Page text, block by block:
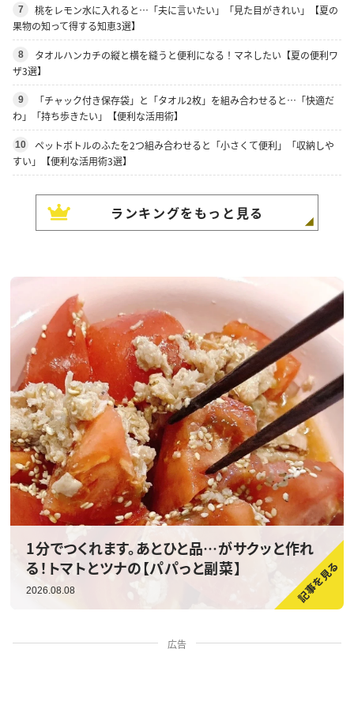
7
桃をレモン水に入れると…「夫に言いたい」「見た目がきれい」【夏の
果物の知って得する知恵3選】
8
タオルハンカチの縦と横を縫うと便利になる！マネしたい【夏の便利ワ
ザ3選】
9
「チャック付き保存袋」と「タオル2枚」を組み合わせると…「快適だ
わ」「持ち歩きたい」【便利な活用術】
10
ペットボトルのふたを2つ組み合わせると「小さくて便利」「収納しや
すい」【便利な活用術3選】
ランキングをもっと見る
1分でつくれます。あとひと品…がサクッと作れ
る！トマトとツナの【パパっと副菜】
2026.08.08
広告